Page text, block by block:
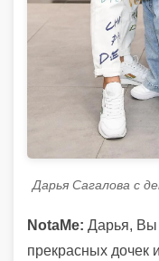
Дарья Сагалова с
NotaMe: Дарья, Вы
прекрасных дочек